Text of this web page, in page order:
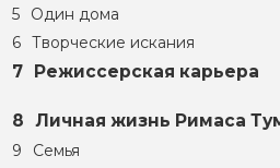
Один дома
Творческие искания
Режиссерская карьера
Личная жизнь Римаса
Семья